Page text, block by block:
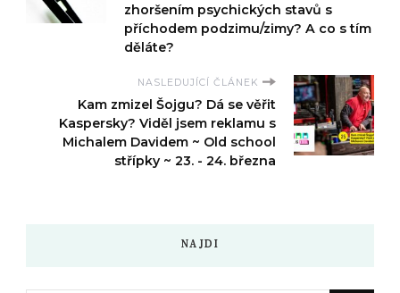
zhoršením psychických stavů s
příchodem podzimu/zimy? A co s tím
děláte?
NASLEDUJÍCÍ ČLÁNEK
Kam zmizel Šojgu? Dá se věřit
Kaspersky? Viděl jsem reklamu s
Michalem Davidem ~ Old school
střípky ~ 23. - 24. března
NAJDI